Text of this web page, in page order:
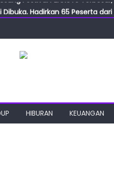
Hadirkan 65 Peserta
ILF dan IGT Expo 2026,
Festival PEANUTS
HIBURAN KEUANGAN